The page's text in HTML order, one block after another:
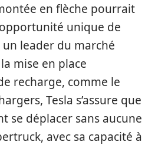
en flèche pourrait
unique de
un leader du marché
mise en place
recharge, comme le
Tesla s’assure que
se déplacer sans aucune
avec sa capacité à